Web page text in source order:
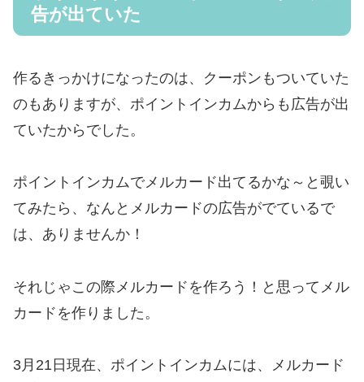
告が出ていた
作るきっかけになったのは、クーポンもついていた
のもありますが、ポイントインカムからも広告が出
ていたからでした。
ポイントインカムでメルカード出てるかな～と覗い
てみたら、なんとメルカードの広告がでているで
は、ありませんか！
それじゃこの際メルカードを作ろう！と思ってメル
カードを作りました。
3月21日現在、ポイントインカムには、メルカード